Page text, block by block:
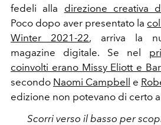
fedeli alla direzione creativa
Poco dopo aver presentato la
Winter 2021-22, arriva la
magazine digitale. Se nel
coinvolti erano Missy Eliott e
secondo Naomi Campbell e
edizione non potevano di certo
Scorri verso il basso per